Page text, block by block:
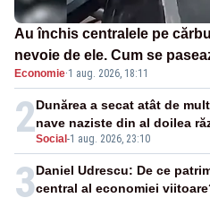
Au închis centralele pe
nevoie de ele. Cum se
energetică
Economie·1 aug. 2026, 18:11
2Social -1 aug. 2026, 23:10
Dunărea a secat atât de
nave naziste din al doilea
3Daniel Udrescu: De ce
central al economiei